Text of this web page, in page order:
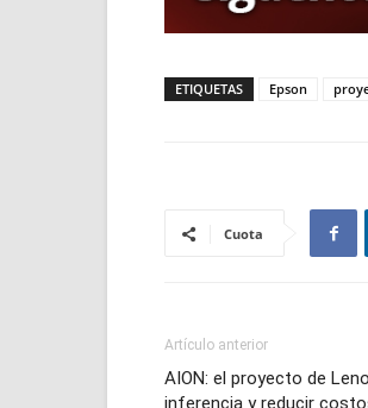
ETIQUETAS Epson
Cuota
Artículo anterior
AION: el proyecto de
inferencia y reducir